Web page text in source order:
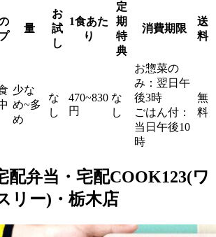
量
お
試
し
1食あた
り
定
期
特
典
消費期限
送
料
少な
め~多
め
な
し
470~830
円
な
し
お惣菜の
み：翌日午
後3時
ごはん付：
当日午後10
時
無
料
配弁当・宅配COOK123(ワ
リー)・栃木店